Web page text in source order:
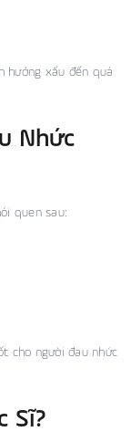
hưởng xấu đến quá
Nhức
quen sau:
cho người đau nhức
Sĩ?